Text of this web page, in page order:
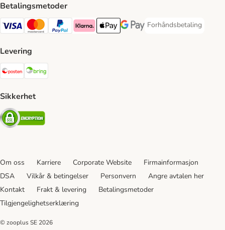
Betalingsmetoder
Visa Payment Method
Mastercard Payment Method
PayPal Payment Method
Klarna Payment Method
Apple Pay Payment Method
Google Pay Payment Method
Forhåndsbetaling
Forhåndsbetaling
Levering
Posten Shipping Method
Sikkerhet
Security
Om oss Karriere Corporate Website
Firmainformasjon
DSA
Vilkår & betingelser Personvern
Angre avtalen her
Kontakt
Frakt & levering
Betalingsmetoder
Tilgjengelighetserklæring
© zooplus SE 2026